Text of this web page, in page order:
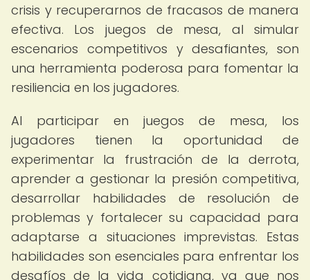
crisis y recuperarnos de fracasos de manera
efectiva. Los juegos de mesa, al simular
escenarios competitivos y desafiantes, son
una herramienta poderosa para fomentar la
resiliencia en los jugadores.
Al participar en juegos de mesa, los
jugadores tienen la oportunidad de
experimentar la frustración de la derrota,
aprender a gestionar la presión competitiva,
desarrollar habilidades de resolución de
problemas y fortalecer su capacidad para
adaptarse a situaciones imprevistas. Estas
habilidades son esenciales para enfrentar los
desafíos de la vida cotidiana, ya que nos